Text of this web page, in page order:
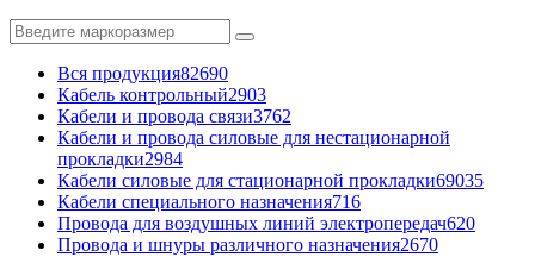
Вся продукция82690
Кабель контрольный2903
Кабели и провода связи3762
Кабели и провода силовые для нестационарной
прокладки2984
Кабели силовые для стационарной прокладки69035
Кабели специального назначения716
Провода для воздушных линий электропередач620
Провода и шнуры различного назначения2670